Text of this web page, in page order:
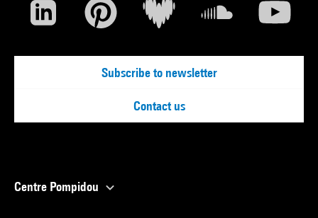
Subscribe to newsletter
Contact us
Centre Pompidou